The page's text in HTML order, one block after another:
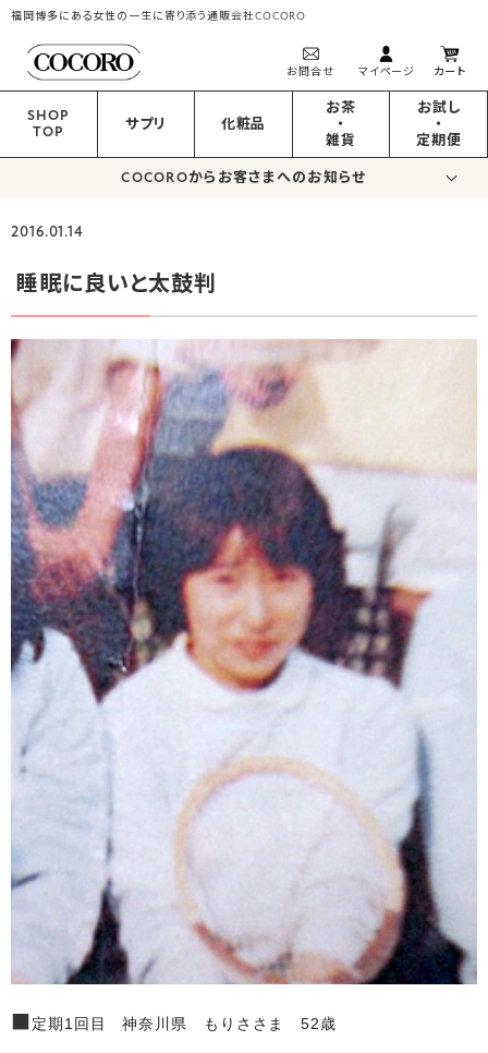
福岡博多にある女性の一生に寄り添う通販会社COCORO
お問合せ マイページ カート
SHOP
TOP
サプリ 化粧品
お茶
・
雑貨
お試し
・
定期便
COCOROからお客さまへのお知らせ
2016.01.14
睡眠に良いと太鼓判
■定期1回目 神奈川県 もりささま 52歳